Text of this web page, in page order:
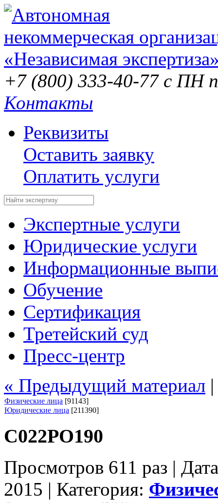
+7 (800) 333-40-77 с ПН
Контакты
Реквизиты
Оставить заявку
Оплатить услуги
Экспертные услуги
Юридические услуги
Информационные
Обучение
Сертификация
Третейский суд
Пресс-центр
« Предыдущий материал
Физические лица [91143]
Юридические лица [211390]
С022РО190
Просмотров 611 раз |
2015 | Категория: